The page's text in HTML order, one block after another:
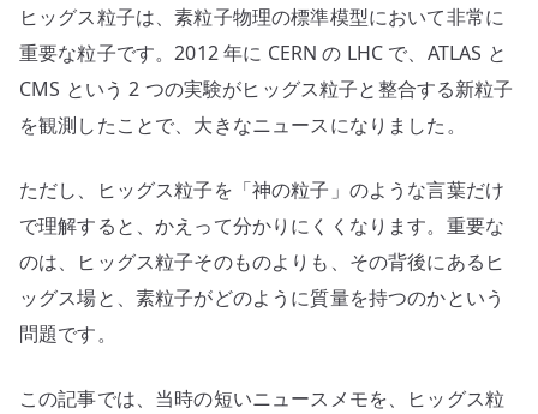
型
を
考
え
ヒッグス粒子は、素粒子物理の標準模型において非常に
重要な粒子です。2012 年に CERN の LHC で、ATLAS と
CMS という 2 つの実験がヒッグス粒子と整合する新粒子
を観測したことで、大きなニュースになりました。
ただし、ヒッグス粒子を「神の粒子」のような言葉だけ
で理解すると、かえって分かりにくくなります。重要な
のは、ヒッグス粒子そのものよりも、その背後にあるヒ
ッグス場と、素粒子がどのように質量を持つのかという
問題です。
この記事では、当時の短いニュースメモを、ヒッグス粒